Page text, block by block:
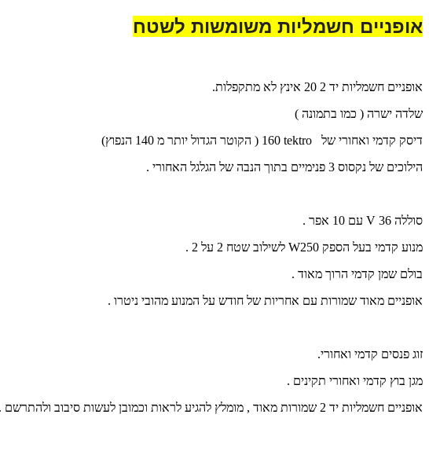
אופניים חשמליות משומשות לשטח
אופניים חשמליות יד 2 20 אינץ לא מתקפלות.
שלדה ישרה ( כמו בתמונה )
דיסק קדמי ואחורי של
tektro
הילוכים של נקסוס 3 פנימיים בתוך הנבה של הגלגל האחורי .
סוללה 36 V עם 10 אפר .
מנוע קדמי בעל הספק 250
W לשילוב שטח 2 על 2 .
בולם שמן קדמי הרוך מאוד .
אופניים מאוד שמורות עם אחריות של חודש על המנוע מהובי ניטרו .
זוג פנסים קדמי ואחורי.
מגן בוץ קדמי ואחורי תקינים .
אופניים חשמליות יד 2 שמורות מאוד , מומלץ להגיע לראות וכמובן לעשות סיבוב ולהתרשם .